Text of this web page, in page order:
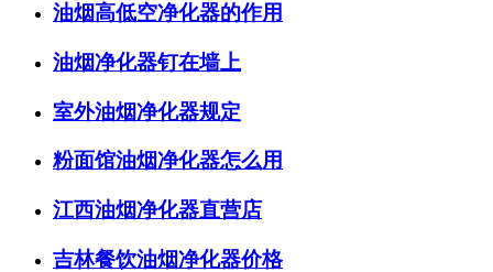
油烟高低空净化器的作用
油烟净化器钉在墙上
室外油烟净化器规定
粉面馆油烟净化器怎么用
江西油烟净化器直营店
吉林餐饮油烟净化器价格